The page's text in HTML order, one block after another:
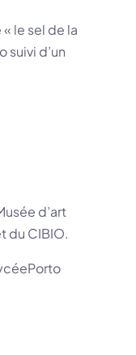
le sel de la
suivi d’un
d’art
du CIBIO.